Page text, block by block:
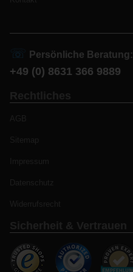
☏ Persönliche Beratung:
+49 (0) 8631 366 9889